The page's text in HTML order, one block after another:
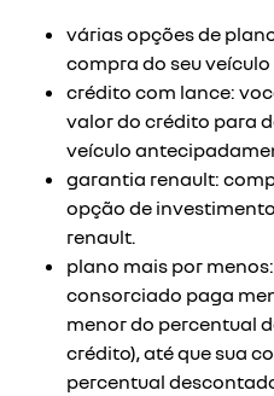
várias opções de
compra do seu
crédito com lance:
valor do crédito para
veículo
garantia renault:
opção de
renault.
plano mais por
consorciado paga
menor do percentual
crédito), até que sua
percentual